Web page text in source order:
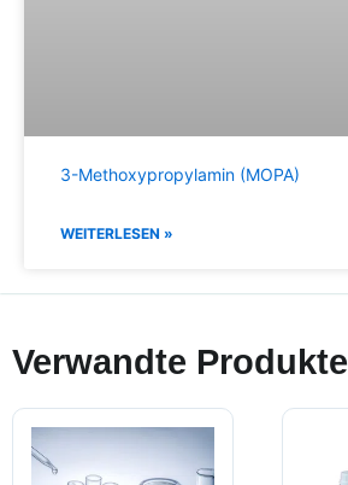
3-Methoxypropylamin (MOPA)
WEITERLESEN »
Verwandte Produkte